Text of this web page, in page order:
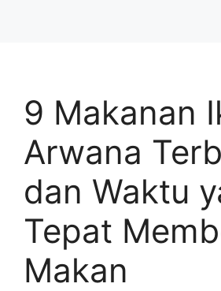
9 Makanan
Arwana
dan Waktu
Tepat
Makan